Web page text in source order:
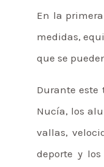
En la
medidas,
que se
Durante este
Nucía, los
vallas,
deporte y